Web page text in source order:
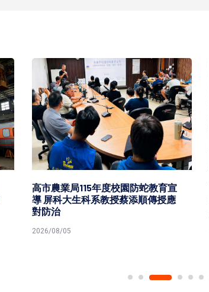
高市農業局115年度校園防蛇教育宣
導 屏科大生科系教授蔡添順傳授應
對防治
2026/08/05